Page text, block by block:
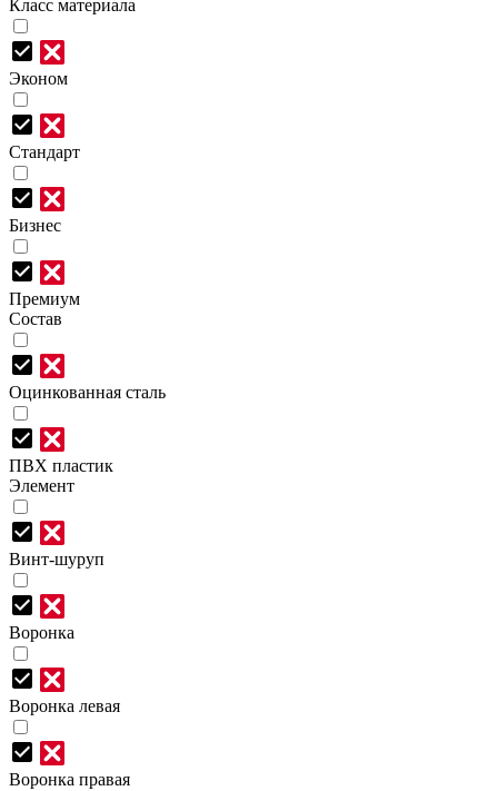
Класс материала
Эконом
Стандарт
Бизнес
Премиум
Состав
Оцинкованная сталь
ПВХ пластик
Элемент
Винт-шуруп
Воронка
Воронка левая
Воронка правая